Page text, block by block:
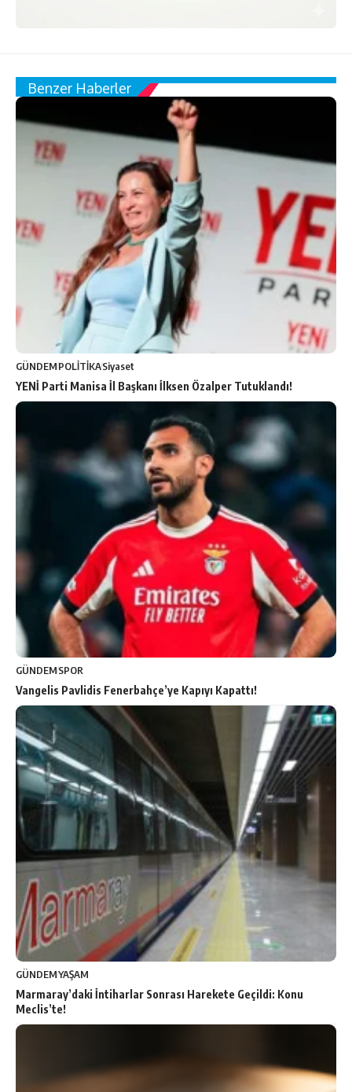
Benzer Haberler
GÜNDEMPOLİTİKASiyaset
YENİ Parti Manisa İl Başkanı İlksen Özalper Tutuklandı!
GÜNDEMSPOR
Vangelis Pavlidis Fenerbahçe’ye Kapıyı Kapattı!
GÜNDEMYAŞAM
Marmaray’daki İntiharlar Sonrası Harekete Geçildi: Konu
Meclis’te!